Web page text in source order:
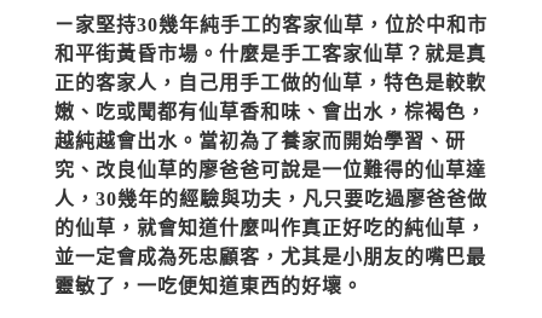
ㄧ家堅持30幾年純手工的客家仙草，位於中和市
和平街黃昏市場。什麼是手工客家仙草？就是真
正的客家人，自己用手工做的仙草，特色是較軟
嫩、吃或聞都有仙草香和味、會出水，棕褐色，
越純越會出水。當初為了養家而開始學習、研
究、改良仙草的廖爸爸可說是一位難得的仙草達
人，30幾年的經驗與功夫，凡只要吃過廖爸爸做
的仙草，就會知道什麼叫作真正好吃的純仙草，
並一定會成為死忠顧客，尤其是小朋友的嘴巴最
靈敏了，一吃便知道東西的好壞。